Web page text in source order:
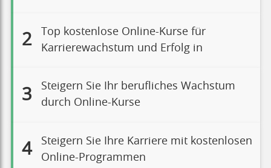
2
Top kostenlose Online-Kurse für
Karrierewachstum und Erfolg in
3
Steigern Sie Ihr berufliches Wachstum
durch Online-Kurse
4
Steigern Sie Ihre Karriere mit kostenlosen
Online-Programmen